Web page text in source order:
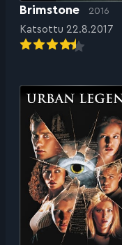
Brimstone 2016
Katsottu 22.8.2017